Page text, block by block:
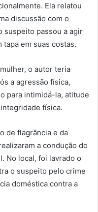
Ela relatou
discussão com o
suspeito passou a agir
em suas costas.
o autor teria
a agressão física,
para intimidá-la, atitude
física.
de flagrância e da
a condução do
No local, foi lavrado o
o suspeito pelo crime
doméstica contra a